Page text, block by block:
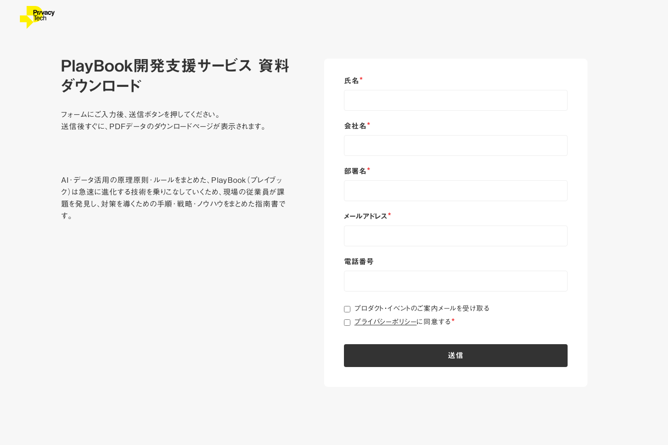
PlayBook開発支援サービス 資料
ダウンロード
フォームにご入力後、送信ボタンを押してください。
送信後すぐに、PDFデータのダウンロードページが表示されます。
AI･データ活用の原理原則･ルールをまとめた、PlayBook（プレイブッ
ク）は急速に進化する技術を乗りこなしていくため、現場の従業員が課
題を発見し、対策を導くための手順･戦略･ノウハウをまとめた指南書で
す。
氏名*
会社名*
部署名*
メールアドレス*
電話番号
プロダクト・イベントのご案内メールを受け取る
プライバシーポリシーに同意する*
送信
送信